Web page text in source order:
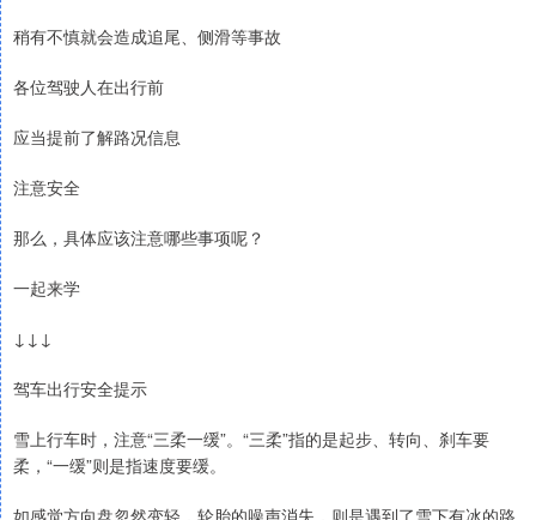
稍有不慎就会造成追尾、侧滑等事故
各位驾驶人在出行前
应当提前了解路况信息
注意安全
那么，具体应该注意哪些事项呢？
一起来学
↓↓↓
驾车出行安全提示
雪上行车时，注意“三柔一缓”。“三柔”指的是起步、转向、刹车要
柔，“一缓”则是指速度要缓。